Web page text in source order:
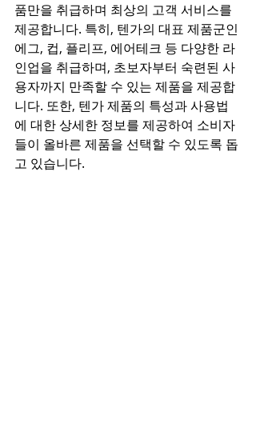
품만을 취급하며 최상의 고객 서비스를
제공합니다. 특히, 텐가의 대표 제품군인
에그, 컵, 플리프, 에어테크 등 다양한 라
인업을 취급하며, 초보자부터 숙련된 사
용자까지 만족할 수 있는 제품을 제공합
니다. 또한, 텐가 제품의 특성과 사용법
에 대한 상세한 정보를 제공하여 소비자
들이 올바른 제품을 선택할 수 있도록 돕
고 있습니다.